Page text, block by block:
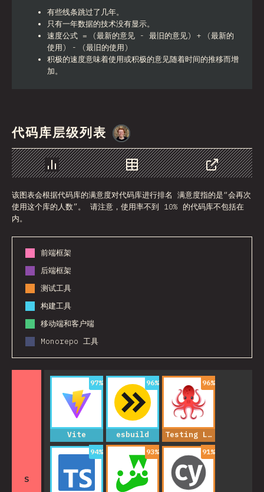
有些线条跳过了几年。
只有一年数据的技术没有显示。
速度公式 = (最新的意见 - 最旧的意见) + (最新的
使用) - (最旧的使用)
积极的速度意味着使用或积极的意见随着时间的推移而增
加。
代码库层级列表
图表 数据
分享
该图表会根据代码库的满意度对代码库进行排名 满意度指的是“会再次
使用这个库的人数”。 请注意，使用率不到 10% 的代码库不包括在
内。
前端框架
后端框架
测试工具
构建工具
移动端和客户端
Monorepo 工具
S
97%
Vite
96%
esbuild
96%
Testing Library
94% 93% 91%